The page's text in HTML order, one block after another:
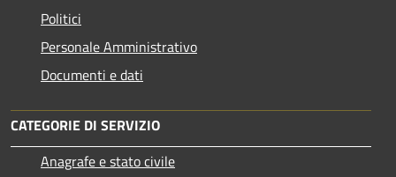
Politici
Personale Amministrativo
Documenti e dati
CATEGORIE DI SERVIZIO
Anagrafe e stato civile